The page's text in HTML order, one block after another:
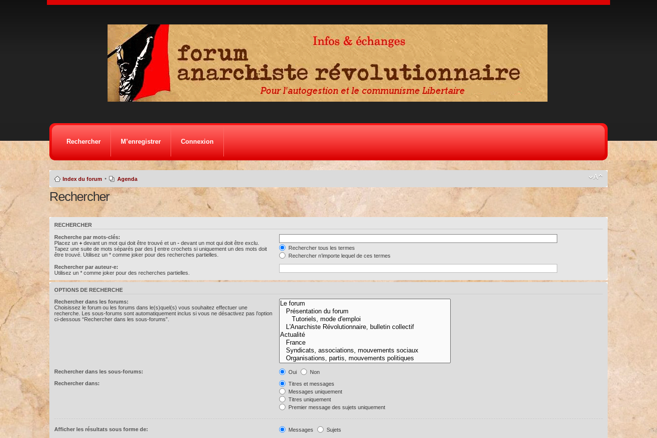
Rechercher M’enregistrer Connexion
Index du forum • Agenda
Rechercher
RECHERCHER
Recherche par mots-clés:
Placez un +devant un mot qui doit être trouvé et un -devant un mot qui doit être exclu.
Tapez une suite de mots séparés par des |entre crochets si uniquement un des mots doit
être trouvé. Utilisez un * comme joker pour des recherches partielles.
Rechercher tous les termes
Rechercher n’importe lequel de ces termes
Rechercher par auteur-e:
Utilisez un * comme joker pour des recherches partielles.
OPTIONS DE RECHERCHE
Rechercher dans les forums:
Choisissez le forum ou les forums dans le(s)quel(s) vous souhaitez effectuer une
recherche. Les sous-forums sont automatiquement inclus si vous ne désactivez pas l’option
ci-dessous “Rechercher dans les sous-forums”.
Rechercher dans les sous-forums: Oui
Non
Rechercher dans:
Titres et messages
Messages uniquement
Titres uniquement
Premier message des sujets uniquement
Afficher les résultats sous forme de: Messages Sujets